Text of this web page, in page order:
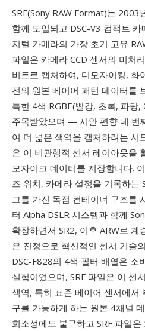
SRF(Sony RAW Format)는
함께 도입되고 DSC-V3 컴팩트
지털 카메라의 가장 초기 고유
파일은 카메라 CCD 센서의 미처
비트로 캡처하여, 디모자이킹, 화
전의 원본 베이어 패턴 데이터를
특한 4색 RGBE(빨강, 초록, 파랑,
주목받았으며 — 시안 편향 네 번
여 더 넓은 색역을 캡처하려는 시
은 이 비관행적 센서 레이아웃을
모자이크 데이터를 저장합니다.
즈 위치, 카메라 설정을 기록하는
그를 가진 독점 컨테이너 구조를
터 Alpha DSLR 시스템과 함께
확장하면서 SR2, 이후 ARW로 계
은 진정으로 혁신적인 센서 기술
DSC-F828의 4색 필터 배열은 소
실험이었으며, SRF 파일은 이 센
색역, 특히 표준 베이어 센서에서
구를 가능하게 하는 원본 4채널
희소성에도 불구하고 SRF 파일